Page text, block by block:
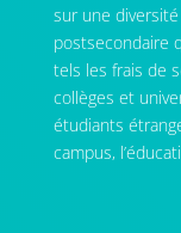
sur une diversité
postsecondaire
tels les frais de
collèges et
étudiants
campus,